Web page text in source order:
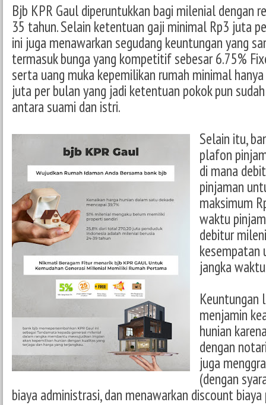
Bjb KPR Gaul diperuntukkan bagi milenial dengan
35 tahun. Selain ketentuan gaji minimal Rp3 juta
ini juga menawarkan segudang keuntungan yang
termasuk bunga yang kompetitif sebesar 6.75%
serta uang muka kepemilikan rumah minimal
juta per bulan yang jadi ketentuan pokok pun
antara suami dan istri.
Selain itu,
plafon
di mana
pinjaman
maksimum
waktu
debitur
kesempatan
jangka
Keuntungan
menjamin
hunian
dengan
juga
(dengan
biaya administrasi, dan menawarkan discount